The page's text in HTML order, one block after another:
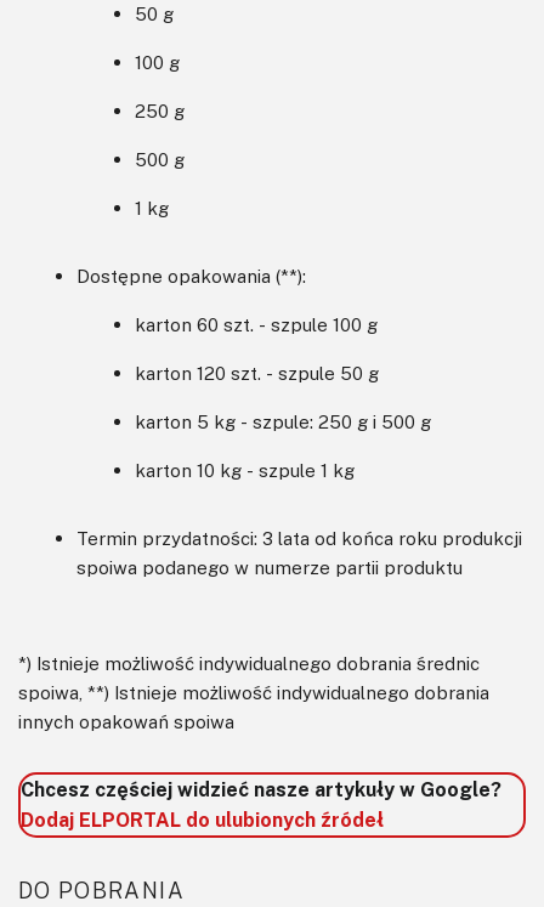
50 g
100 g
250 g
500 g
1 kg
Dostępne opakowania (**):
karton 60 szt. - szpule 100 g
karton 120 szt. - szpule 50 g
karton 5 kg - szpule: 250 g i 500 g
karton 10 kg - szpule 1 kg
Termin przydatności: 3 lata od końca roku produkcji
spoiwa podanego w numerze partii produktu
*) Istnieje możliwość indywidualnego dobrania średnic
spoiwa, **) Istnieje możliwość indywidualnego dobrania
innych opakowań spoiwa
Chcesz częściej widzieć nasze artykuły w Google?
Dodaj ELPORTAL do ulubionych źródeł
DO POBRANIA